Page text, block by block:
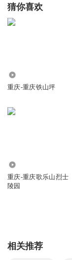
猜你喜欢
重庆-重庆铁山坪
重庆-重庆歌乐山烈士
陵园
相关推荐